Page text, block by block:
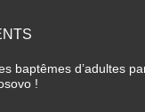
baptêmes d’adultes
!